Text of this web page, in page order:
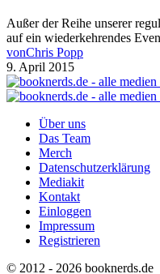
Außer der Reihe unserer
auf ein wiederkehrendes
vonChris Popp
9. April 2015
Über uns
Das Team
Merch
Datenschutzerklärung
Mediakit
Kontakt
Einloggen
Impressum
Registrieren
© 2012 - 2026 booknerds.de